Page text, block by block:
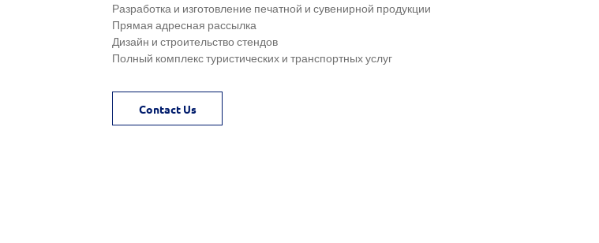
Разработка и изготовление печатной и сувенирной продукции
Прямая адресная рассылка
Дизайн и строительство стендов
Полный комплекс туристических и транспортных услуг
Contact Us